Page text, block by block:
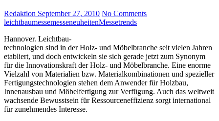
Redaktion September 27, 2010 No Comments
leichtbaumessemesseneuheitenMessetrends
Hannover. Leichtbau-
technologien sind in der Holz- und Möbelbranche seit vielen Jahren
etabliert, und doch entwickeln sie sich gerade jetzt zum Synonym
für die Innovationskraft der Holz- und Möbelbranche. Eine enorme
Vielzahl von Materialien bzw. Materialkombinationen und spezieller
Fertigungstechnologien stehen dem Anwender für Holzbau,
Innenausbau und Möbelfertigung zur Verfügung. Auch das weltweit
wachsende Bewusstsein für Ressourceneffizienz sorgt international
für zunehmendes Interesse.